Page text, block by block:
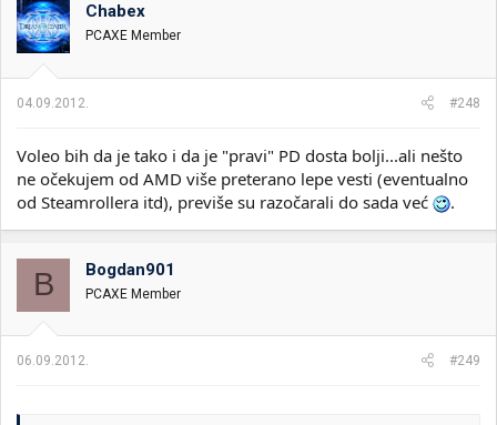
Chabex
PCAXE Member
04.09.2012. #248
Voleo bih da je tako i da je "pravi" PD dosta bolji...ali nešto
ne očekujem od AMD više preterano lepe vesti (eventualno
od Steamrollera itd), previše su razočarali do sada već
.
B Bogdan901
PCAXE Member
06.09.2012. #249